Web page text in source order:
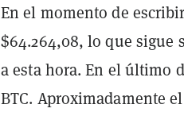
En el momento de
$64.264,08, lo que sigue
a esta hora. En el último
BTC. Aproximadamente